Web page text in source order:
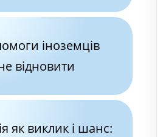
іноземців
відновити
як виклик і шанс: